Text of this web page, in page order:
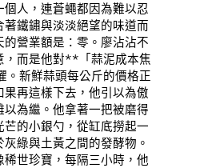
人，連蒼蠅都因為難以忍
著鐵鏽與淡淡絕望的味道而
營業額是：零。廖沾沾不
，而是他對**「蒜泥成本焦
新鮮蒜頭每公斤的價格正
再這樣下去，他引以為傲
以為繼。他拿著一把被磨得
的小銀勺，從缸底撈起一
綠與土黃之間的發酵物。
世珍寶，每隔三小時，他